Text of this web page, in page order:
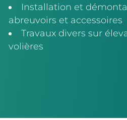
Installation et
abreuvoirs et accessoires
Travaux divers sur
volières